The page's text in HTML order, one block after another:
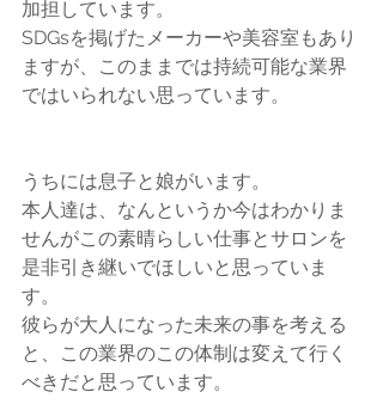
加担しています。
SDGsを掲げたメーカーや美容室もあり
ますが、このままでは持続可能な業界
ではいられない思っています。
うちには息子と娘がいます。
本人達は、なんというか今はわかりま
せんがこの素晴らしい仕事とサロンを
是非引き継いでほしいと思っていま
す。
彼らが大人になった未来の事を考える
と、この業界のこの体制は変えて行く
べきだと思っています。